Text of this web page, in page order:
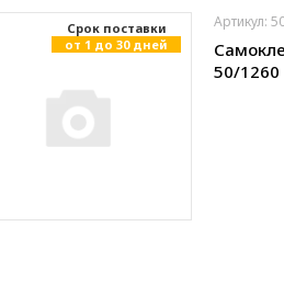
Cрок поставки
от 1 до 30 дней
Артикул:
50/1260